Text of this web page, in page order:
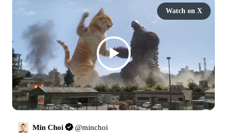
Watch on X
Min Choi @minchoi